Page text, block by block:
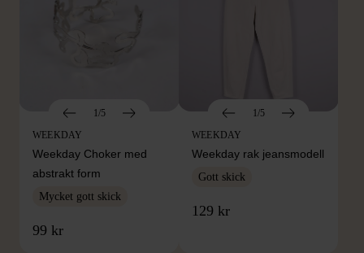
1/5
WEEKDAY
Weekday Choker med
abstrakt form
Mycket gott skick
99 kr
1/5
WEEKDAY
Weekday rak jeansmodell
Gott skick
129 kr